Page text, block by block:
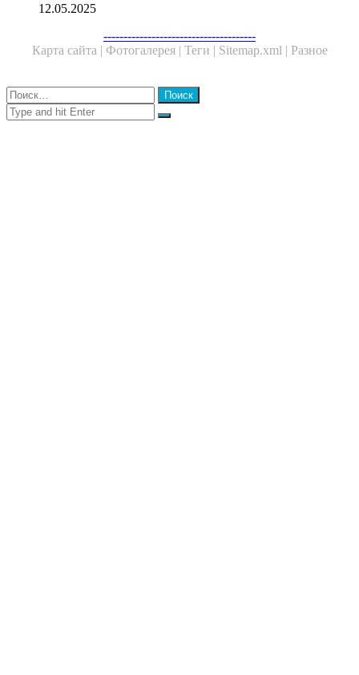
12.05.2025
--------------------------------------
Карта сайта | Фотогалерея | Теги | Sitemap.xml | Разное
Close
Найти:
Close
Search